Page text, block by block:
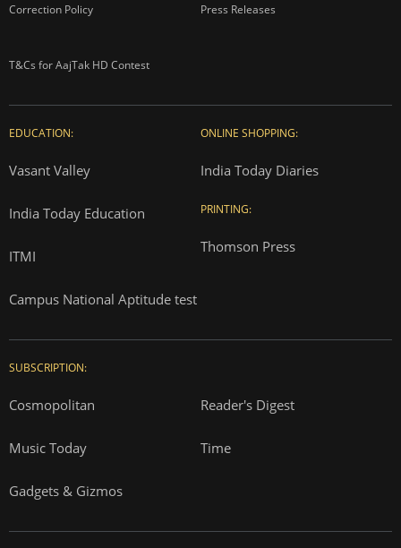
Correction Policy Press Releases
T&Cs for AajTak HD Contest
EDUCATION:
Vasant Valley
India Today Education
ITMI
Campus National Aptitude test
ONLINE SHOPPING:
India Today Diaries
PRINTING:
Thomson Press
SUBSCRIPTION:
Cosmopolitan Reader's Digest
Music Today Time
Gadgets & Gizmos